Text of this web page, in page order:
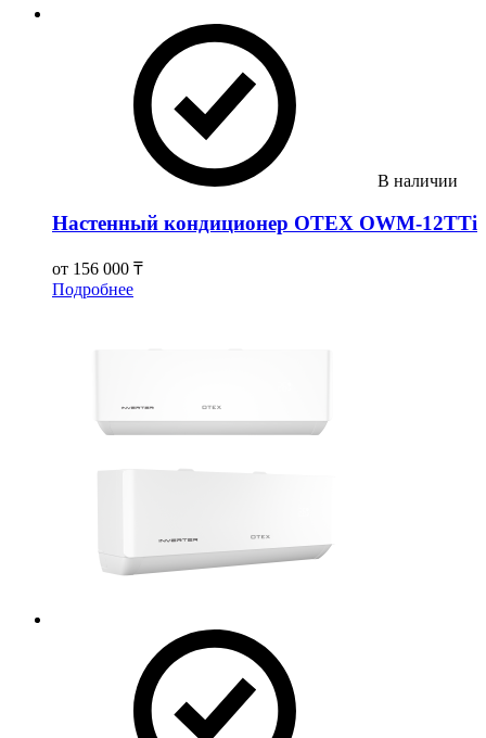
В наличии
Настенный кондиционер OTEX OWM-12TTi
от 156 000 ₸
Подробнее